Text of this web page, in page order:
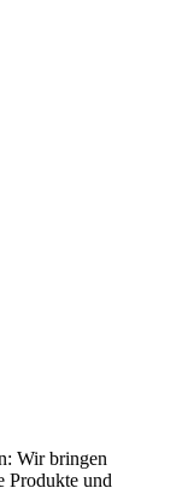
Wir bringen
Produkte und